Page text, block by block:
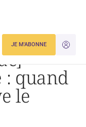
JE
JE M'ABONNE
sauve le monde
: quand
le